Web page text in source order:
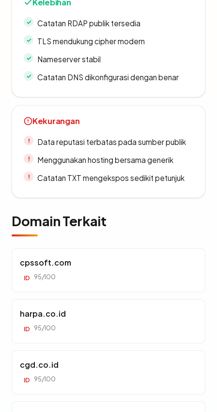
Kelebihan
Catatan RDAP publik tersedia
TLS mendukung cipher modern
Nameserver stabil
Catatan DNS dikonfigurasi dengan benar
Kekurangan
Data reputasi terbatas pada sumber publik
Menggunakan hosting bersama generik
Catatan TXT mengekspos sedikit petunjuk
Domain Terkait
cpssoft.com
ID 95/100
harpa.co.id
ID 95/100
cgd.co.id
ID 95/100